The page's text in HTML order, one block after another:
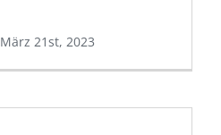
März 21st, 2023